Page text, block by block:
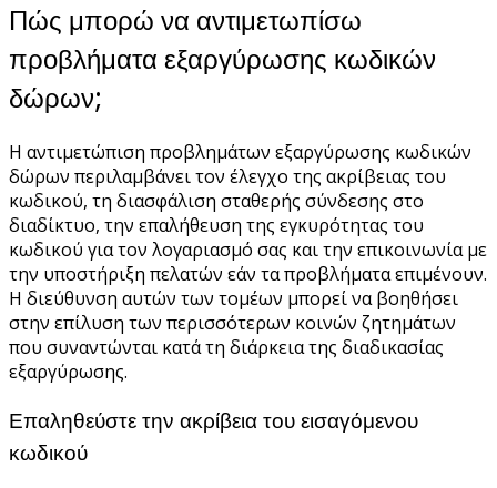
Πώς μπορώ να αντιμετωπίσω
προβλήματα εξαργύρωσης κωδικών
δώρων;
Η αντιμετώπιση προβλημάτων εξαργύρωσης κωδικών
δώρων περιλαμβάνει τον έλεγχο της ακρίβειας του
κωδικού, τη διασφάλιση σταθερής σύνδεσης στο
διαδίκτυο, την επαλήθευση της εγκυρότητας του
κωδικού για τον λογαριασμό σας και την επικοινωνία με
την υποστήριξη πελατών εάν τα προβλήματα επιμένουν.
Η διεύθυνση αυτών των τομέων μπορεί να βοηθήσει
στην επίλυση των περισσότερων κοινών ζητημάτων
που συναντώνται κατά τη διάρκεια της διαδικασίας
εξαργύρωσης.
Επαληθεύστε την ακρίβεια του εισαγόμενου
κωδικού